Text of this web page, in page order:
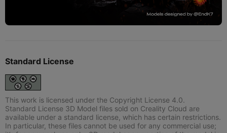
Standard License
This work is licensed under the Copyright License 4.0.
Standard License 3D Model files sold on Creality Cloud are
available under a standard license, which has certain restrictions.
In particular, these files cannot be used for any commercial use;